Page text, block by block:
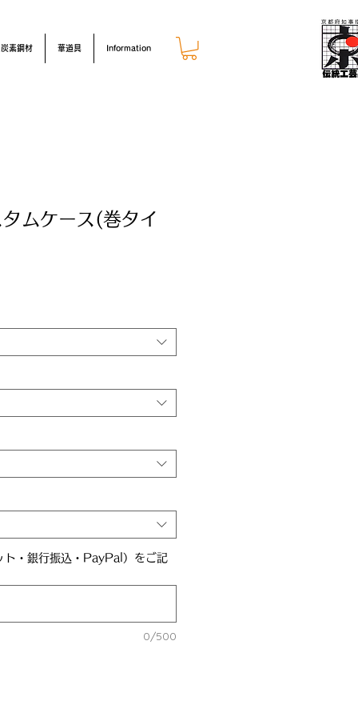
炭素鋼材 華道具 Information
ムケース(巻タイ
ト・銀行振込・PayPal）をご記
0/500